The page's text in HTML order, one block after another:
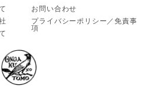
お問い合わせ
プライバシーポリシー／免責事
項